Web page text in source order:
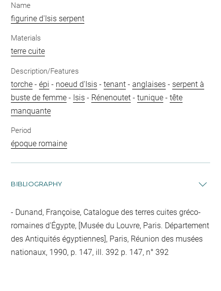
Name
figurine d'Isis serpent
Materials
terre cuite
Description/Features
torche -épi - noeud d'Isis -tenant -anglaises - serpent à
buste de femme - Isis - Rénenoutet -tunique -tête
manquante
Period
époque romaine
BIBLIOGRAPHY
Dunand, Françoise, Catalogue des terres cuites gréco-
romaines d'Égypte, [Musée du Louvre, Paris. Département
des Antiquités égyptiennes], Paris, Réunion des musées
nationaux, 1990, p. 147, ill. 392 p. 147, n° 392